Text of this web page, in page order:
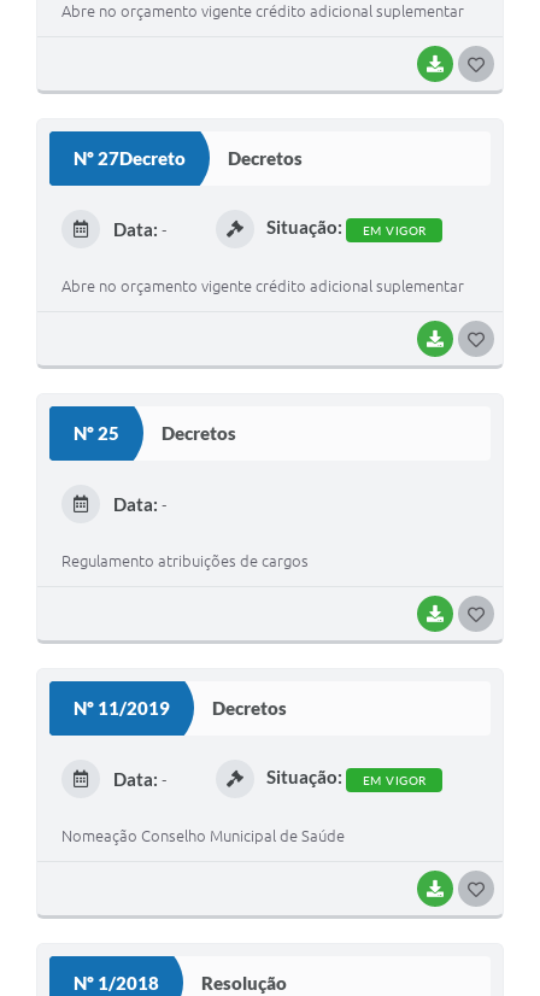
BAIXAR
Abre no orçamento vigente crédito adicional suplementar
Nº 27Decreto Decretos
BAIXAR
Data: - Situação: EM VIGOR
Abre no orçamento vigente crédito adicional suplementar
Nº 25 Decretos
BAIXAR
Data: -
Regulamento atribuições de cargos
Nº 11/2019 Decretos
BAIXAR
Data: - Situação: EM VIGOR
Nomeação Conselho Municipal de Saúde
Nº 1/2018 Resolução